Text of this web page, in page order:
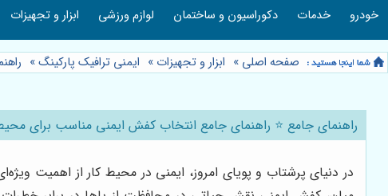
خودرو خدمات دکوراسیون و ساختمان لوازم ورزشی ابزار و تجهیزات
صفحه اصلی » ابزار و تجهیزات » ایمنی ترافیک پارکینگ»
راهنمای جامع ⭐️ راهنمای جامع انتخاب کفش ایمنی مناسب برای
در دنیای پرشتاب و پویای امروز، ایمنی در محیط کار از اهمیت